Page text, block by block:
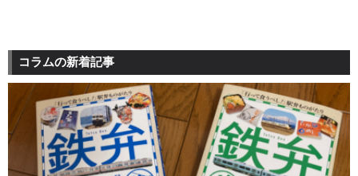
コラムの新着記事